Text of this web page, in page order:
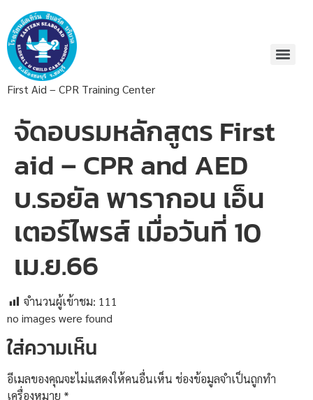
First Aid – CPR Training Center
จัดอบรมหลักสูตร First
aid – CPR and AED
บ.รอยัล พารากอน เอ็น
เตอร์ไพรส์ เมื่อวันที่ 10
เม.ย.66
จำนวนผู้เข้าชม: 111
no images were found
ใส่ความเห็น
อีเมลของคุณจะไม่แสดงให้คนอื่นเห็น ช่องข้อมูลจำเป็นถูกทำ
เครื่องหมาย *